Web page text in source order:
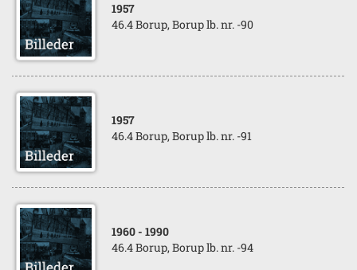
1957
46.4 Borup, Borup lb. nr. -90
1957
46.4 Borup, Borup lb. nr. -91
1960 - 1990
46.4 Borup, Borup lb. nr. -94